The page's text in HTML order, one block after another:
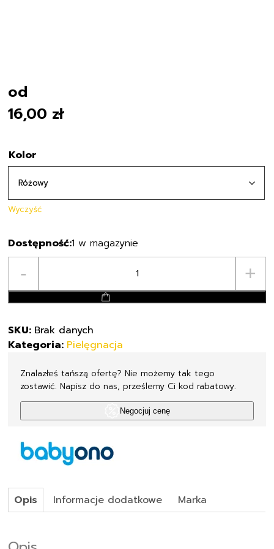
od
16,00 zł
Kolor
Wyczyść
1 w magazynie
-
BABY
ONO
Zestaw
pielęgnacji
paznokci
dla
dzieci
068
+
SKU: Brak danych
Kategoria: Pielęgnacja
Znalazłeś tańszą ofertę? Nie możemy tak tego
zostawić. Napisz do nas, prześlemy Ci kod rabatowy.
Negocjuj cenę
Opis Informacje dodatkowe Marka